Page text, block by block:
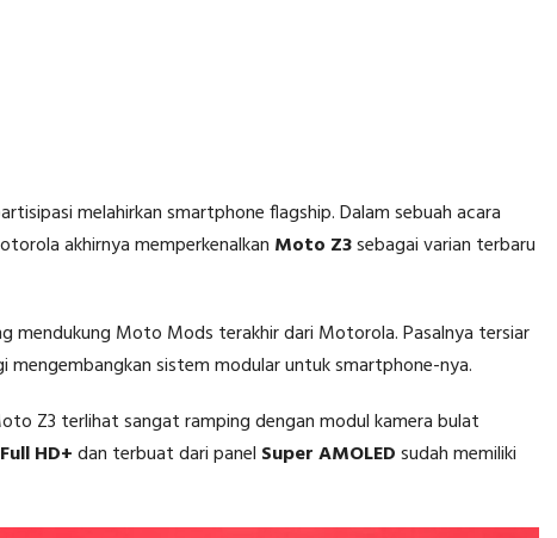
melahirkan smartphone flagship. Dalam sebuah acara
akhirnya memperkenalkan Moto Z3sebagai varian terbaru
mendukung Moto Mods terakhir dari Motorola. Pasalnya tersiar
sistem modular untuk smartphone-nya.
Z3 terlihat sangat ramping dengan modul kamera bulat
HD+dan terbuat dari panel Super AMOLEDsudah memiliki